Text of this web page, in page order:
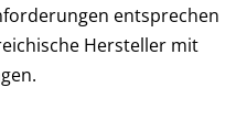
entsprechen
Hersteller mit